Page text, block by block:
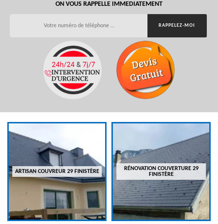
ON VOUS RAPPELLE IMMEDIATEMENT
ARTISAN COUVREUR 29 FINISTÈRE
RÉNOVATION COUVERTURE 29
FINISTÈRE